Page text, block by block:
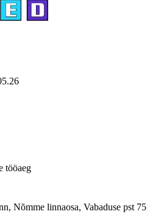
tööaeg
Nõmme linnaosa, Vabaduse pst 75